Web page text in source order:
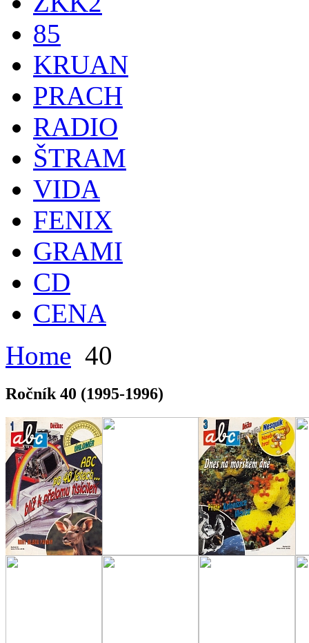
85
KRUAN
PRACH
RADIO
ŠTRAM
VIDA
FENIX
GRAMI
CD
CENA
Home 40
Ročník 40 (1995-1996)